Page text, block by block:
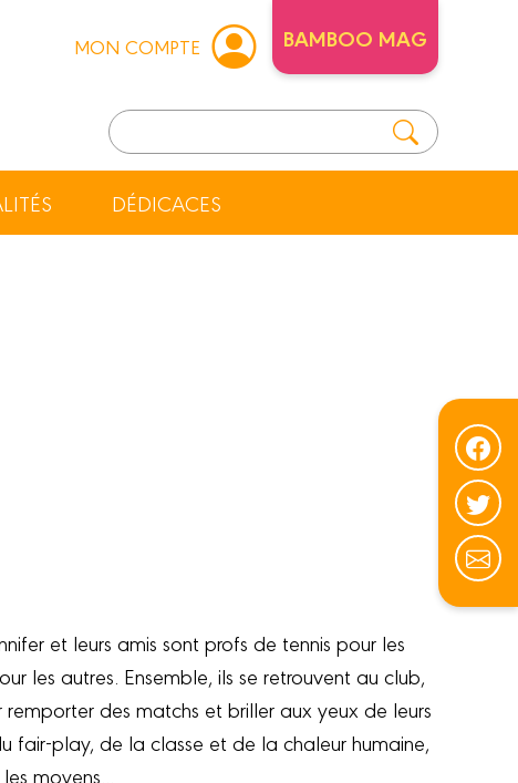
MON COMPTE BAMBOO MAG
DÉDICACES
et leurs amis sont profs de tennis pour les
les autres. Ensemble, ils se retrouvent au club,
des matchs et briller aux yeux de leurs
fair-play, de la classe et de la chaleur humaine,
moyens...